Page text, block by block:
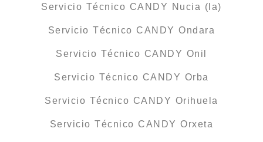
Servicio Técnico CANDY Nucia (la)
Servicio Técnico CANDY Ondara
Servicio Técnico CANDY Onil
Servicio Técnico CANDY Orba
Servicio Técnico CANDY Orihuela
Servicio Técnico CANDY Orxeta